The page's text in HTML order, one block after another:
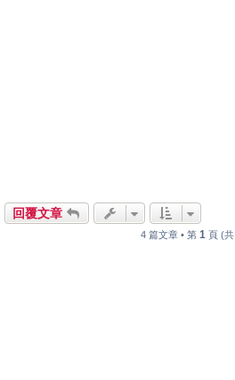
回覆文章
4 篇文章 • 第 1 頁 (共